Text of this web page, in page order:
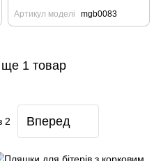
Артикул моделі mgb0083
ще 1 товар
2 Вперед